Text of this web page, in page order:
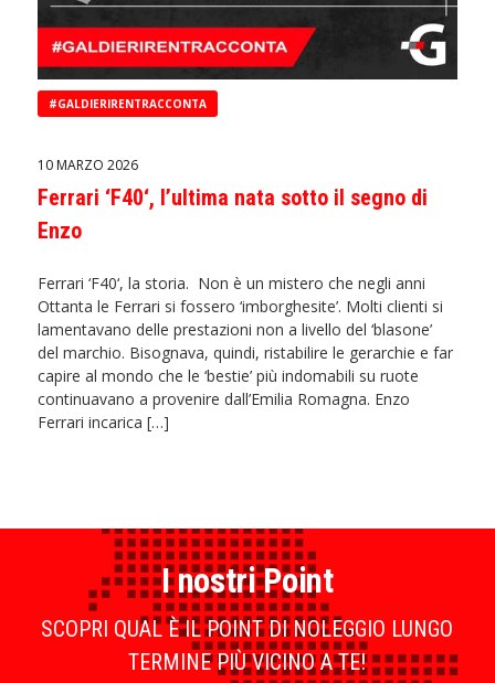
#GALDIERIRENTRACCONTA
10 MARZO 2026
Ferrari ‘F40‘, l’ultima nata sotto il segno di
Enzo
Ferrari ‘F40‘, la storia. Non è un mistero che negli anni
Ottanta le Ferrari si fossero ‘imborghesite’. Molti clienti si
lamentavano delle prestazioni non a livello del ‘blasone’
del marchio. Bisognava, quindi, ristabilire le gerarchie e far
capire al mondo che le ‘bestie’ più indomabili su ruote
continuavano a provenire dall’Emilia Romagna. Enzo
Ferrari incarica […]
I nostri Point
SCOPRI QUAL È IL POINT DI NOLEGGIO LUNGO
TERMINE PIÙ VICINO A TE!